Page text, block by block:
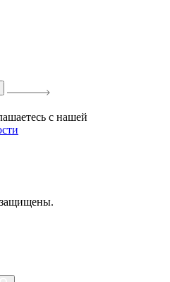
с нашей
защищены.